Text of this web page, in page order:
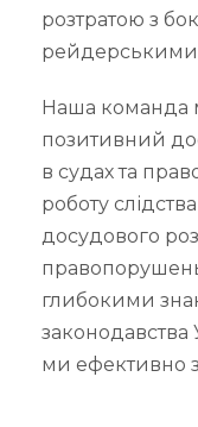
розтратою з
рейдерськими
Наша команда
позитивний
в судах та
роботу
досудового
глибокими
законодавства
ми ефективно